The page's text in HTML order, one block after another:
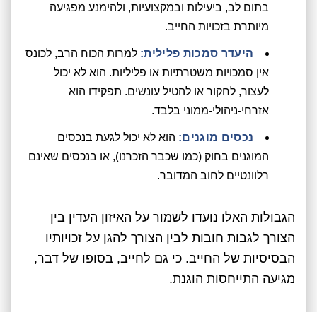
בתום לב, ביעילות ובמקצועיות, ולהימנע מפגיעה
מיותרת בזכויות החייב.
היעדר סמכות פלילית: למרות הכוח הרב, לכונס
אין סמכויות משטרתיות או פליליות. הוא לא יכול
לעצור, לחקור או להטיל עונשים. תפקידו הוא
אזרחי-ניהולי-ממוני בלבד.
נכסים מוגנים: הוא לא יכול לגעת בנכסים
המוגנים בחוק (כמו שכבר הזכרנו), או בנכסים שאינם
רלוונטיים לחוב המדובר.
הגבולות האלו נועדו לשמור על האיזון העדין בין
הצורך לגבות חובות לבין הצורך להגן על זכויותיו
הבסיסיות של החייב. כי גם לחייב, בסופו של דבר,
מגיעה התייחסות הוגנת.